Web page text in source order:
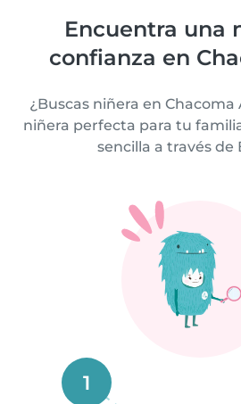
Encuentra una
confianza en
¿Buscas niñera en
niñera perfecta para tu
sencilla a través de
1